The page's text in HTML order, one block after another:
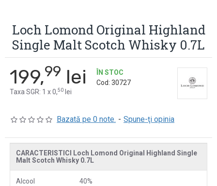
Loch Lomond Original Highland
Single Malt Scotch Whisky 0.7L
Bazată pe 0 note. - Spune-ţi opinia
199,99 lei
Taxa SGR: 1 x 0,50 lei
ÎN STOC
Cod: 30727
CARACTERISTICI Loch Lomond Original Highland Single
Malt Scotch Whisky 0.7L
Alcool 40%